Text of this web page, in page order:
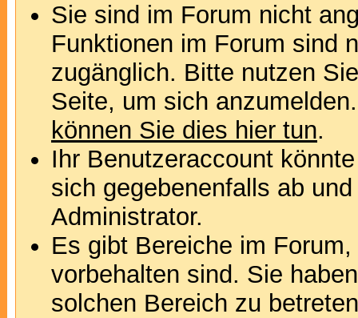
Sie sind im Forum nicht
Funktionen im Forum sind
zugänglich. Bitte nutzen
Seite, um sich
können Sie dies hier tun.
Ihr Benutzeraccount
sich gegebenenfalls ab
Administrator.
Es gibt Bereiche im
vorbehalten sind. Sie
solchen Bereich zu